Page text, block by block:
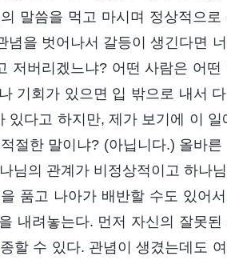
말씀을 먹고 마시며 정상적으로
을 벗어나서 갈등이 생긴다면 너
저버리겠느냐? 어떤 사람은 어떤
기회가 있으면 입 밖으로 내서 다
다고 하지만, 제가 보기에 이 일
절한 말이냐? (아닙니다.) 올바른
님의 관계가 비정상적이고 하나
품고 나아가 배반할 수도 있어
내려놓는다. 먼저 자신의 잘못된
할 수 있다. 관념이 생겼는데도